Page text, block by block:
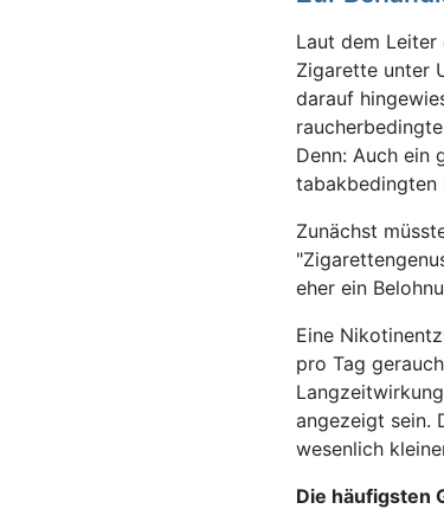
Laut dem Leiter
Zigarette unter
darauf
Denn: Auch ein
tabakbedingten
Zunächst
eher ein
Eine
pro Tag
angezeigt sein.
wesenlich
Die häufigsten